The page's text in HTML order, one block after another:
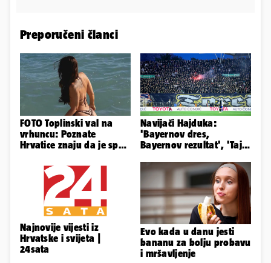
Preporučeni članci
FOTO Toplinski val na
vrhuncu: Poznate
Hrvatice znaju da je spas
Navijači Hajduka:
'Bayernov dres,
Bayernov rezultat', 'Taj
Perišić'
Najnovije vijesti iz
Hrvatske i svijeta |
24sata
Evo kada u danu jesti
bananu za bolju probavu
i mršavljenje